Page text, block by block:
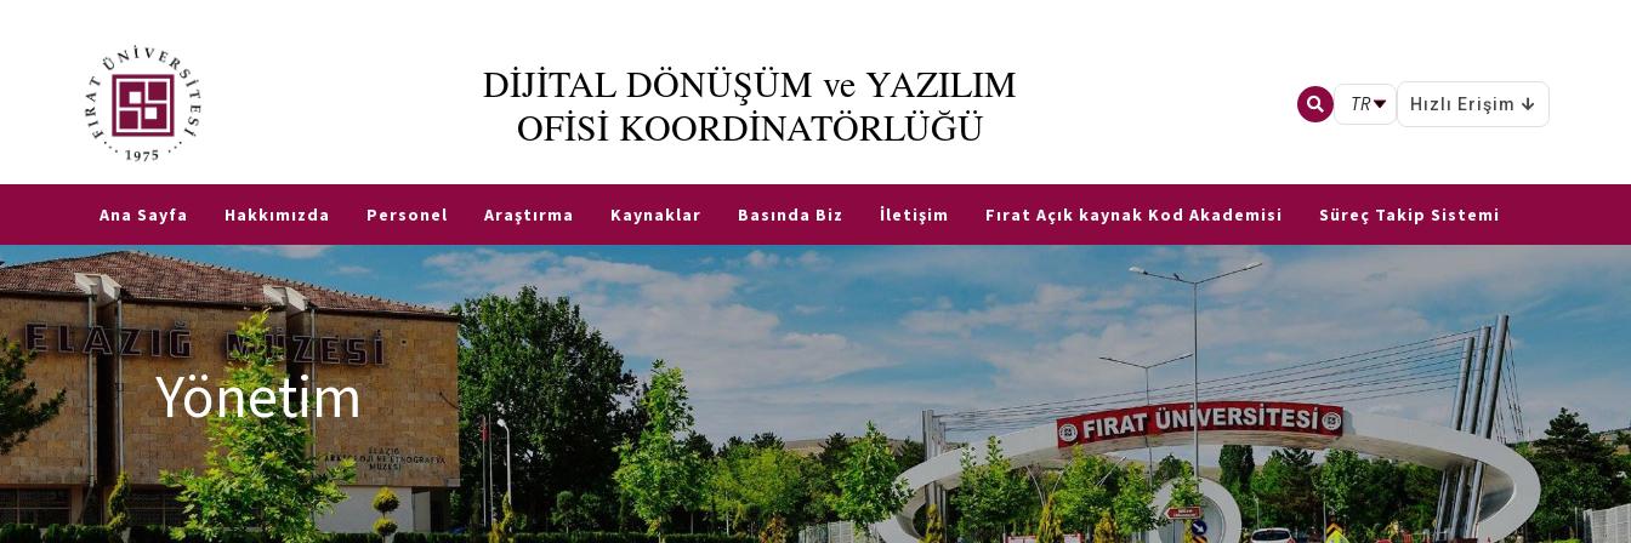
DİJİTAL DÖNÜŞÜM ve YAZILIM
OFİSİ KOORDİNATÖRLÜĞÜ
TR Hızlı Erişim
Akademik
Takvim
Fırat
Posta
Etkinlikler
Şifre
Oluşturma
Robotu
Öğrenci
İşleri
Ana Sayfa Hakkımızda Personel Araştırma Kaynaklar Basında Biz İletişim Fırat Açık kaynak Kod Akademisi Süreç Takip Sistemi
Yönetim